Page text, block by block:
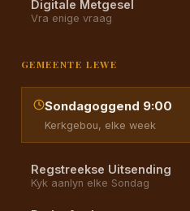
Digitale Metgesel
Vra enige vraag
GEMEENTE LEWE
Sondagoggend 9:00
Kerkgebou, elke week
Regstreekse Uitsending
Kyk aanlyn elke Sondag